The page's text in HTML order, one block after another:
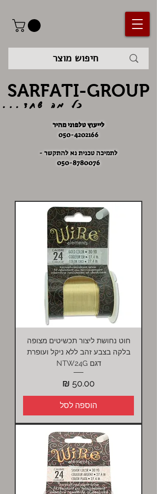
SARFATI-GROUP
לייעוץ טלפוני מהיר
050-4202166
לתמיכה טכנית נא להתקשר -
050-8780076
כל מה שחד...
חוט נחושת ליצור תכשיטים מצופה
בלקה בצבע זהב ללא ניקל ועופרת
דגם NTW24G
מחיר
הוספה לסל